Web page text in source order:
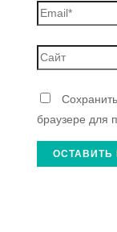
браузере для